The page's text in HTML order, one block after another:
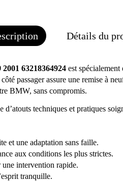
Détails du
63218364924 est
passager assure une remise à
BMW, sans compromis.
d’atouts techniques et pratiques
et une adaptation sans faille.
aux conditions les plus strictes.
intervention rapide.
tranquille.